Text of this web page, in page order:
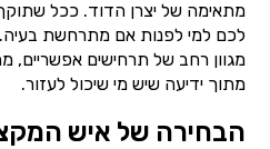
מתאימה של יצרן הדוד. ככל
לכם למי לפנות אם מתרחשת בעיה.
מגוון רחב של תרחישים
מתוך ידיעה שיש מי שיכול לעזור.
הבחירה של איש